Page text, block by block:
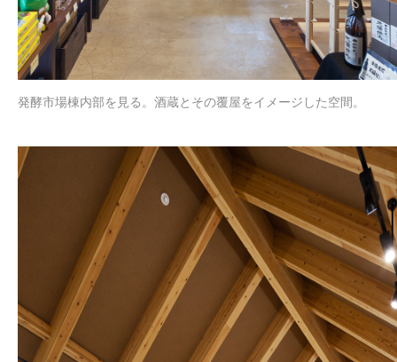
発酵市場棟内部を見る。酒蔵とその覆屋をイメージした空間。